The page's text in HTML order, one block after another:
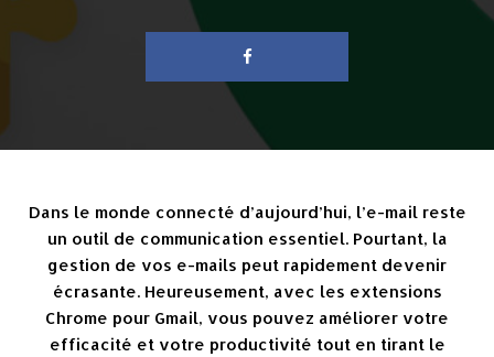
Dans le monde connecté d’aujourd’hui, l’e-mail reste
un outil de communication essentiel. Pourtant, la
gestion de vos e-mails peut rapidement devenir
écrasante. Heureusement, avec les extensions
Chrome pour Gmail, vous pouvez améliorer votre
efficacité et votre productivité tout en tirant le